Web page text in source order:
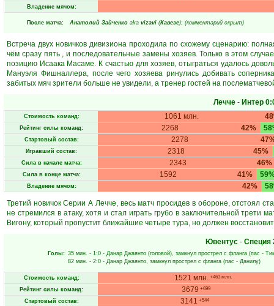
Владение мячом:
После матча: Анатолий Зайченко aka vizavi (Кавезе): (комментарий скрыт)
Встреча двух новичков дивизиона проходила по схожему сценарию:
чём сразу пять , и последовательные замены хозяев. Только в этом
позицию Исаака Масаме. К счастью для хозяев, отыграться удалось
Мануэля Фишналлера, после чего хозяева ринулись добивать
забитых мяч зрители больше не увидели, а тренер гостей на
Лечче- Интер
Стоимость команд: 1061 млн.
Рейтинг силы команд: 42%
2268
Стартовый состав: 2278
Игравший состав: 45%
2318
Сила в начале матча: 46%
2343
Сила в конце матча: 41%
1592
Владение мячом: 42%
Третий новичок Серии А Лечче, весь матч просидев в обороне, отстоял
не стремился в атаку, хотя и стал играть грубо в заключительной трети
Вигону, который пропустит ближайшие четыре тура, но должен
Ювентус - Специя
Голы: 35 мин. - 1:0 - Данар Джаянто (головой), замкнул прострел с фланга (пас -
82 мин. - 2:0 - Данар Джаянто, замкнул прострел с фланга (пас - Данилу)
Стоимость команд: 1521 млн. +463 млн.
Рейтинг силы команд: 3679 +699
Стартовый состав: 3141 +544